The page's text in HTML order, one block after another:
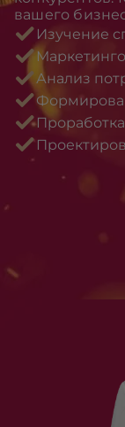
вашего
Изучение
Анализ